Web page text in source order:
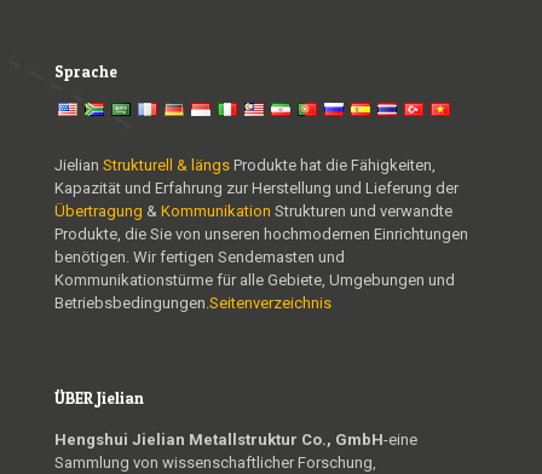
Sprache
Jielian Strukturell & längs Produkte hat die Fähigkeiten,
Kapazität und Erfahrung zur Herstellung und Lieferung der
Übertragung & Kommunikation Strukturen und verwandte
Produkte, die Sie von unseren hochmodernen Einrichtungen
benötigen. Wir fertigen Sendemasten und
Kommunikationstürme für alle Gebiete, Umgebungen und
Betriebsbedingungen.Seitenverzeichnis
ÜBER Jielian
Hengshui Jielian Metallstruktur Co., GmbH-eine
Sammlung von wissenschaftlicher Forschung,